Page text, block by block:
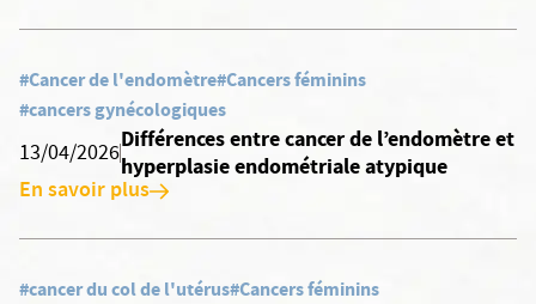
#Cancer de l'endomètre#Cancers féminins
#cancers gynécologiques
13/04/2026
Différences entre cancer de l’endomètre et
hyperplasie endométriale atypique
En savoir plus
#cancer du col de l'utérus#Cancers féminins